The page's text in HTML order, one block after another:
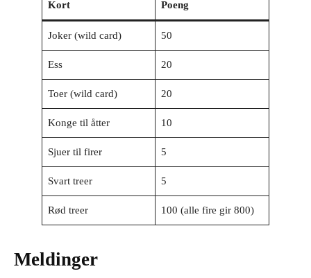
Kort Poeng
Joker (wild card) 50
Ess 20
Toer (wild card) 20
Konge til åtter 10
Sjuer til firer 5
Svart treer 5
Rød treer 100 (alle fire gir 800)
Meldinger